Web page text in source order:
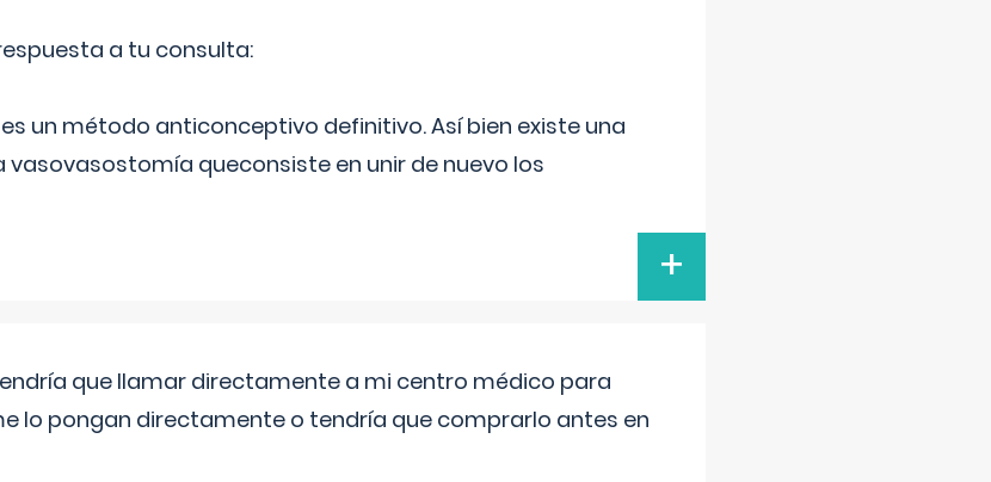
a tu consulta:
un método anticonceptivo definitivo. Así bien existe una
queconsiste en unir de nuevo los
+
que llamar directamente a mi centro médico para
lo pongan directamente o tendría que comprarlo antes en